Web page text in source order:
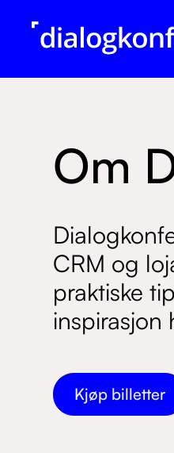
Om
CRM og
praktiske
inspirasjon
Kjøp billetter